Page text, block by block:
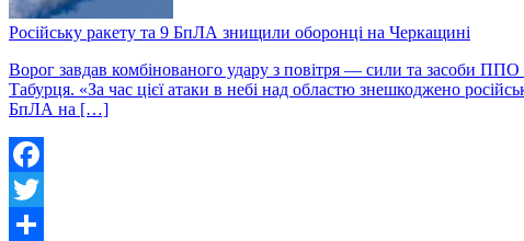
Російську ракету та 9 БпЛА знищили оборонці на Черкащині
Ворог завдав комбінованого удару з повітря — сили та засоби
Табурця. «За час цієї атаки в небі над областю знешкоджено
БпЛА на […]
Facebook
Twitter